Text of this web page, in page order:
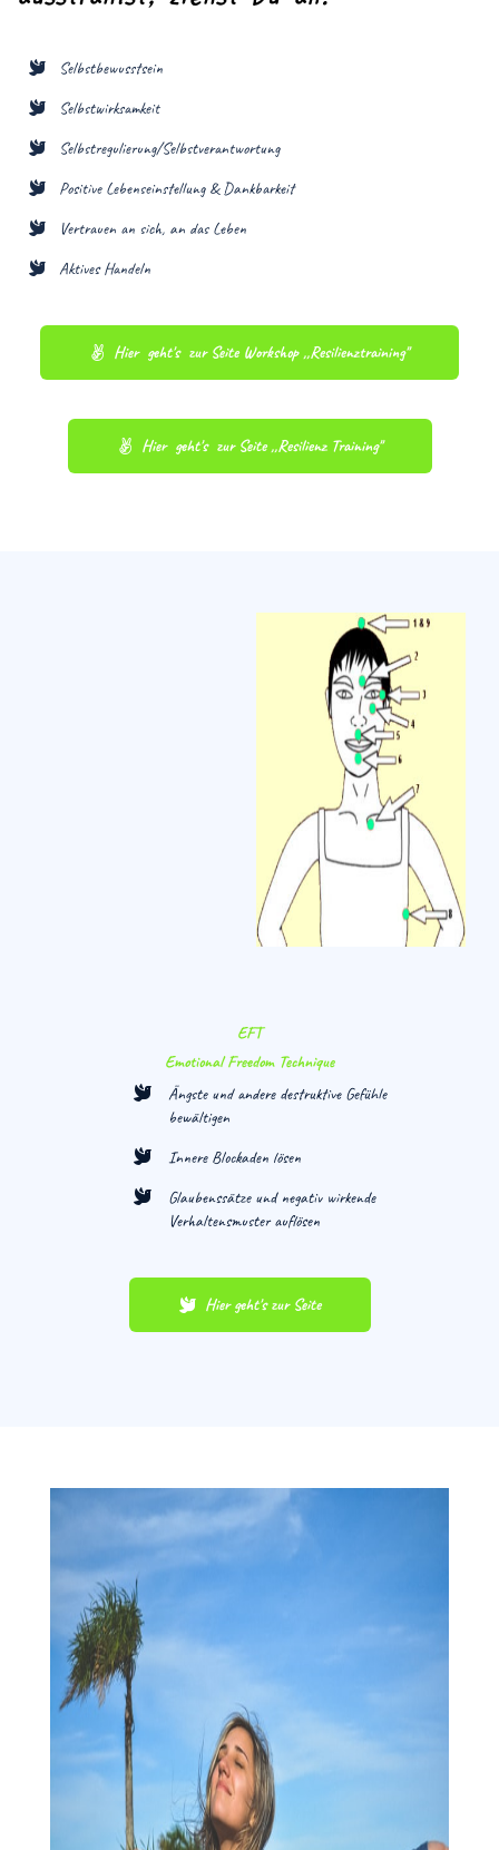
Selbstbewusstsein
Selbstwirksamkeit
Selbstregulierung/Selbstverantwortung
Positive Lebenseinstellung & Dankbarkeit
Vertrauen an sich, an das Leben
Aktives Handeln
Hier  geht's  zur Seite Workshop ,,Resilienztraining''
Hier  geht's  zur Seite ,,Resilienz Training''
EFT
Emotional Freedom Technique
Ängste und andere destruktive Gefühle
bewältigen
Innere Blockaden lösen
Glaubenssätze und negativ wirkende
Verhaltensmuster auflösen
Hier geht's zur Seite